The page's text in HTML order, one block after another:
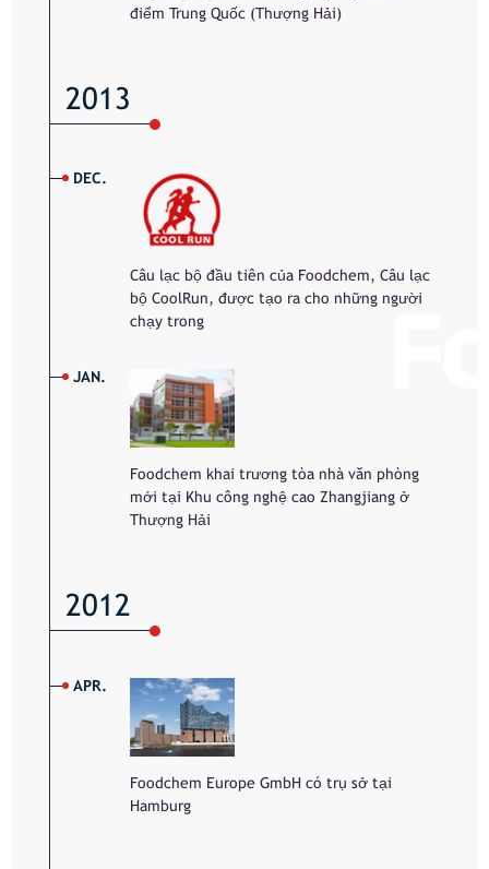
điểm Trung Quốc (Thượng Hải)
2013
DEC.
Câu lạc bộ đầu tiên của Foodchem, Câu lạc
bộ CoolRun, được tạo ra cho những người
chạy trong
JAN.
Foodchem khai trương tòa nhà văn phòng
mới tại Khu công nghệ cao Zhangjiang ở
Thượng Hải
2012
APR.
Foodchem Europe GmbH có trụ sở tại
Hamburg